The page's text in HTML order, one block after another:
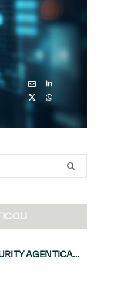
CYBERSECURITY AGENTICA: CON PERCEPTION E MAI-CYBER-1-FLASH MICROSOFT APRE NUOVI SERVIZI PER IL CANALE